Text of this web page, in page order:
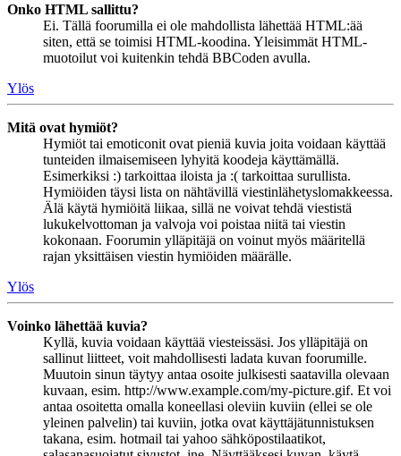
Onko HTML sallittu?
Ei. Tällä foorumilla ei ole mahdollista lähettää HTML:ää
siten, että se toimisi HTML-koodina. Yleisimmät HTML-
muotoilut voi kuitenkin tehdä BBCoden avulla.
Ylös
Mitä ovat hymiöt?
Hymiöt tai emoticonit ovat pieniä kuvia joita voidaan käyttää
tunteiden ilmaisemiseen lyhyitä koodeja käyttämällä.
Esimerkiksi :) tarkoittaa iloista ja :( tarkoittaa surullista.
Hymiöiden täysi lista on nähtävillä viestinlähetyslomakkeessa.
Älä käytä hymiöitä liikaa, sillä ne voivat tehdä viestistä
lukukelvottoman ja valvoja voi poistaa niitä tai viestin
kokonaan. Foorumin ylläpitäjä on voinut myös määritellä
rajan yksittäisen viestin hymiöiden määrälle.
Ylös
Voinko lähettää kuvia?
Kyllä, kuvia voidaan käyttää viesteissäsi. Jos ylläpitäjä on
sallinut liitteet, voit mahdollisesti ladata kuvan foorumille.
Muutoin sinun täytyy antaa osoite julkisesti saatavilla olevaan
kuvaan, esim. http://www.example.com/my-picture.gif. Et voi
antaa osoitetta omalla koneellasi oleviin kuviin (ellei se ole
yleinen palvelin) tai kuviin, jotka ovat käyttäjätunnistuksen
takana, esim. hotmail tai yahoo sähköpostilaatikot,